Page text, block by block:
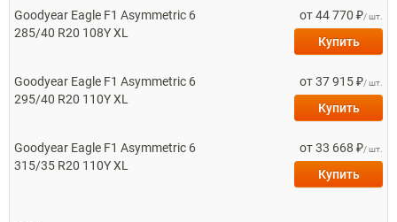
Goodyear Eagle F1 Asymmetric 6
285/40 R20 108Y XL
от 44 770 ₽/ шт.
Купить
Goodyear Eagle F1 Asymmetric 6
295/40 R20 110Y XL
от 37 915 ₽/ шт.
Купить
Goodyear Eagle F1 Asymmetric 6
315/35 R20 110Y XL
от 33 668 ₽/ шт.
Купить